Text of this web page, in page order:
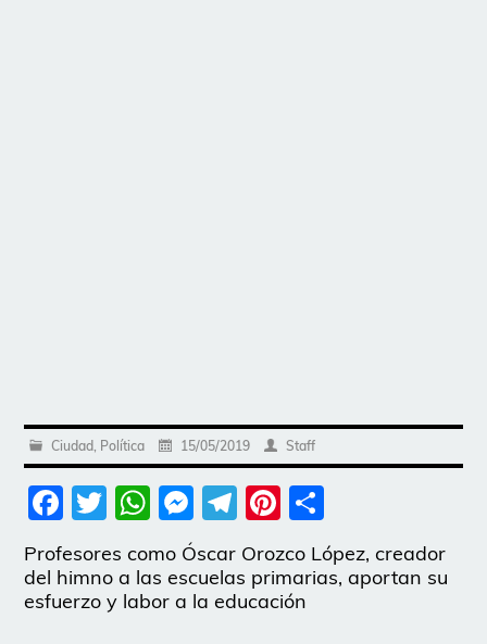
Ciudad, Política 15/05/2019 Staff
Facebook
Twitter
WhatsApp
Messenger
Telegram
Pinterest
Profesores como Óscar Orozco López, creador
del himno a las escuelas primarias, aportan su
esfuerzo y labor a la educación